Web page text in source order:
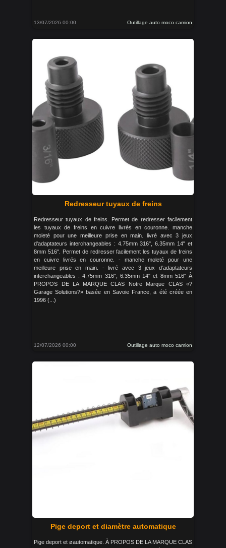
13/07/2026 00:00 Outillage auto moco camion
Redresseur tuyaux de freins
Redresseur tuyaux de freins. Permet de redresser facilement
les tuyaux de freins en cuivre livrés en couronne. manche
moleté pour une meilleure prise en main. livré avec 3 jeux
d'adaptateurs interchangeables : 4.75mm 316", 6.35mm 14" et
8mm 516". Permet de redresser facilement les tuyaux de freins
en cuivre livrés en couronne. - manche moleté pour une
meilleure prise en main. - livré avec 3 jeux d’adaptateurs
interchangeables : 4.75mm 316", 6.35mm 14" et 8mm 516" À
PROPOS DE LA MARQUE CLAS Notre Marque CLAS «?
Garage Solutions?» basée en Savoie France, a été créée en
1996 (...)
12/07/2026 00:00 Outillage auto moco camion
Pige deport et diamètre automatique
Pige deport et øautomatique. À PROPOS DE LA MARQUE CLAS